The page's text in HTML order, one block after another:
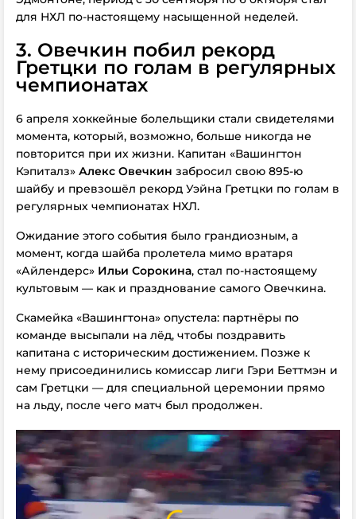
для НХЛ по-настоящему насыщенной неделей.
3. Овечкин побил рекорд
Гретцки по голам в регулярных
чемпионатах
6 апреля хоккейные болельщики стали свидетелями
момента, который, возможно, больше никогда не
повторится при их жизни. Капитан «Вашингтон
Кэпиталз» Алекс Овечкин забросил свою 895-ю
шайбу и превзошёл рекорд Уэйна Гретцки по голам в
регулярных чемпионатах НХЛ.
Ожидание этого события было грандиозным, а
момент, когда шайба пролетела мимо вратаря
«Айлендерс» Ильи Сорокина, стал по-настоящему
культовым — как и празднование самого Овечкина.
Скамейка «Вашингтона» опустела: партнёры по
команде высыпали на лёд, чтобы поздравить
капитана с историческим достижением. Позже к
нему присоединились комиссар лиги Гэри Беттмэн и
сам Гретцки — для специальной церемонии прямо
на льду, после чего матч был продолжен.